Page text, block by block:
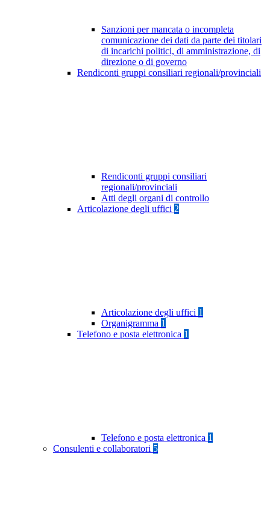
Sanzioni per mancata o incompleta
comunicazione dei dati da parte dei titolari
di incarichi politici, di amministrazione, di
direzione o di governo
Rendiconti gruppi consiliari regionali/provinciali
Rendiconti gruppi consiliari
regionali/provinciali
Atti degli organi di controllo
Articolazione degli uffici 2
Articolazione degli uffici 1
Organigramma 1
Telefono e posta elettronica 1
Telefono e posta elettronica 1
Consulenti e collaboratori 5